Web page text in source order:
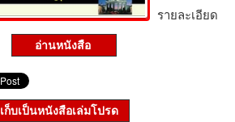
อ่านหนังสือ
รายละเอียด
เก็บเป็นหนังสือเล่มโปรด